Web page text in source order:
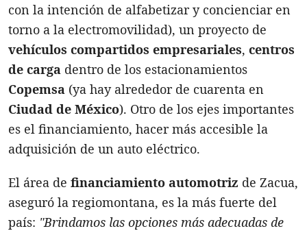
con la intención de alfabetizar y concienciar en
torno a la electromovilidad), un proyecto de
vehículos compartidos empresariales, centros
de carga dentro de los estacionamientos
Copemsa (ya hay alrededor de cuarenta en
Ciudad de México). Otro de los ejes importantes
es el financiamiento, hacer más accesible la
adquisición de un auto eléctrico.
El área de financiamiento automotriz de Zacua,
aseguró la regiomontana, es la más fuerte del
país: "Brindamos las opciones más adecuadas de